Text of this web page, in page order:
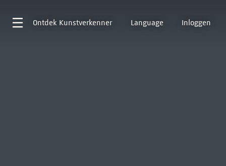
Ontdek Kunstverkenner Language Inloggen